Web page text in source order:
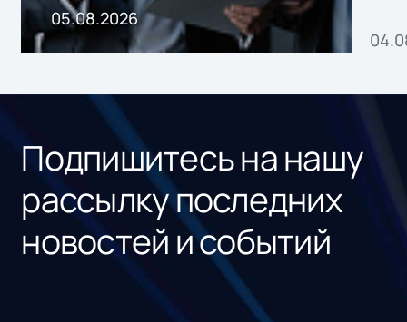
05.08.2026
Подпишитесь на нашу
рассылку последних
новостей и событий